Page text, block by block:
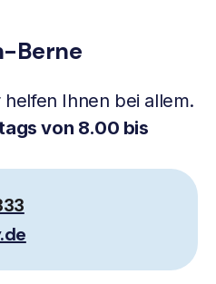
Berne
helfen Ihnen bei allem.
von 8.00 bis